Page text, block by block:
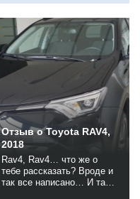
Отзыв о Toyota RAV4,
2018
Rav4, Rav4… что же о
тебе рассказать? Вроде и
так все написано… И так